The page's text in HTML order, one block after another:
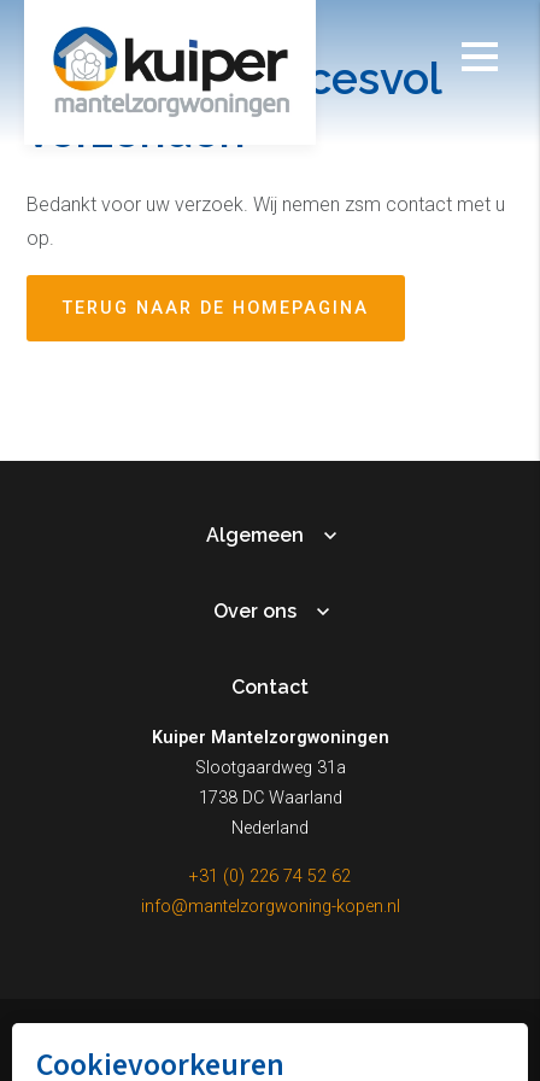
Formulier succesvol
verzonden
Bedankt voor uw verzoek. Wij nemen zsm contact met u
op.
TERUG NAAR DE HOMEPAGINA
Algemeen
Over ons
Contact
Kuiper Mantelzorgwoningen
Slootgaardweg 31a
1738 DC Waarland
Nederland
+31 (0) 226 74 52 62
info@mantelzorgwoning-kopen.nl
© Kuiper Mantelzorgwoningen
Cookievoorkeuren